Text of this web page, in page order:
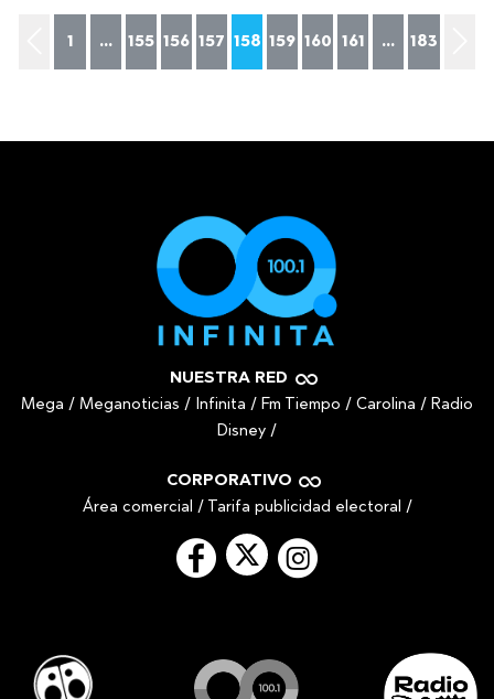
1 ... 155 156 157 158 159 160 161 ... 183
NUESTRA RED
Mega / Meganoticias / Infinita / Fm Tiempo / Carolina / Radio
Disney /
CORPORATIVO
Área comercial / Tarifa publicidad electoral /